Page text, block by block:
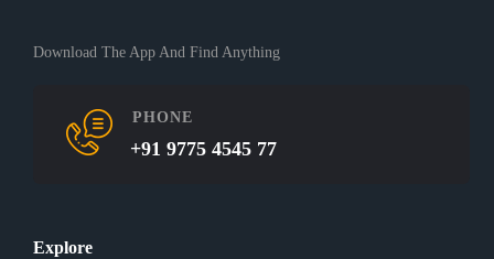
Download The App And Find Anything
PHONE
+91 9775 4545 77
Explore